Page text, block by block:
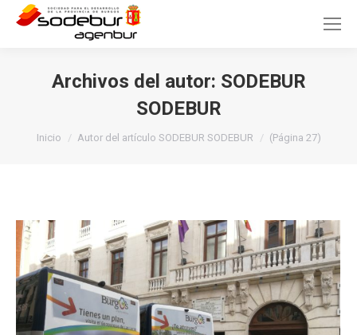
Archivos del autor: SODEBUR
SODEBUR
Estás aquí:
Inicio Autor del artículo SODEBUR SODEBUR (Página 27)